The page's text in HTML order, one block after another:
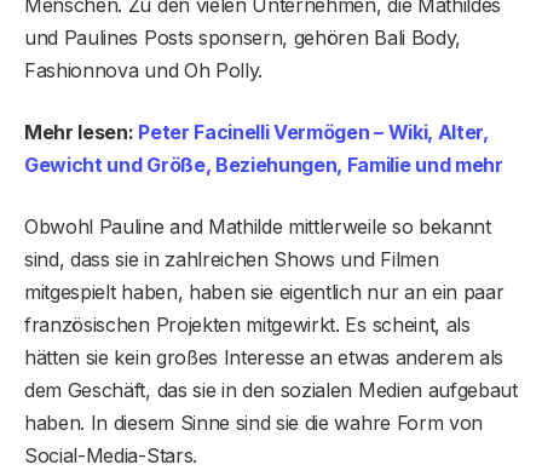
und Paulines Posts sponsern, gehören Bali Body,
Fashionnova und Oh Polly.
Mehr lesen: Peter Facinelli Vermögen – Wiki, Alter,
Gewicht und Größe, Beziehungen, Familie und mehr
Obwohl Pauline and Mathilde mittlerweile so bekannt
sind, dass sie in zahlreichen Shows und Filmen
mitgespielt haben, haben sie eigentlich nur an ein paar
französischen Projekten mitgewirkt. Es scheint, als
hätten sie kein großes Interesse an etwas anderem als
dem Geschäft, das sie in den sozialen Medien aufgebaut
haben. In diesem Sinne sind sie die wahre Form von
Social-Media-Stars.